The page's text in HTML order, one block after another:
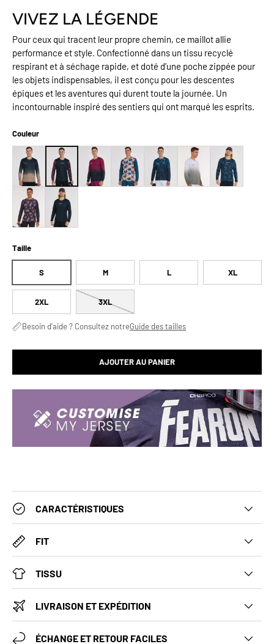
VIVEZ LA LÉGENDE
Pour ceux qui tracent leur propre chemin, ce maillot allie
performance et style. Confectionné dans un tissu recyclé
respirant et à séchage rapide, et doté d’une poche zippée pour
les objets indispensables, il est conçu pour les descentes
épiques et les aventures qui durent toute la journée. Un
incontournable inspiré des sentiers qui ont marqué les esprits.
Couleur
Taille
S M L XL
2XL 3XL
Besoin d'aide ? Consultez notreGuide des tailles
AJOUTER AU PANIER
CARACTÉRISTIQUES
FIT
TISSU
LIVRAISON ET EXPÉDITION
ÉCHANGE ET RETOUR FACILES